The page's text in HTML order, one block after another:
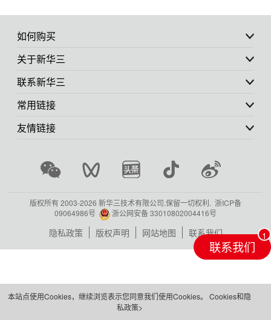
如何购买
关于新华三
联系新华三
常用链接
友情链接
版权所有 2003-2026 新华三技术有限公司.保留一切权利. 浙ICP备
09064986号
浙公网安备 33010802004416号
隐私政策 版权声明 网站地图 联系我们
联系我们
本站点使用Cookies，继续浏览表示您同意我们使用Cookies。 Cookies和隐
私政策>